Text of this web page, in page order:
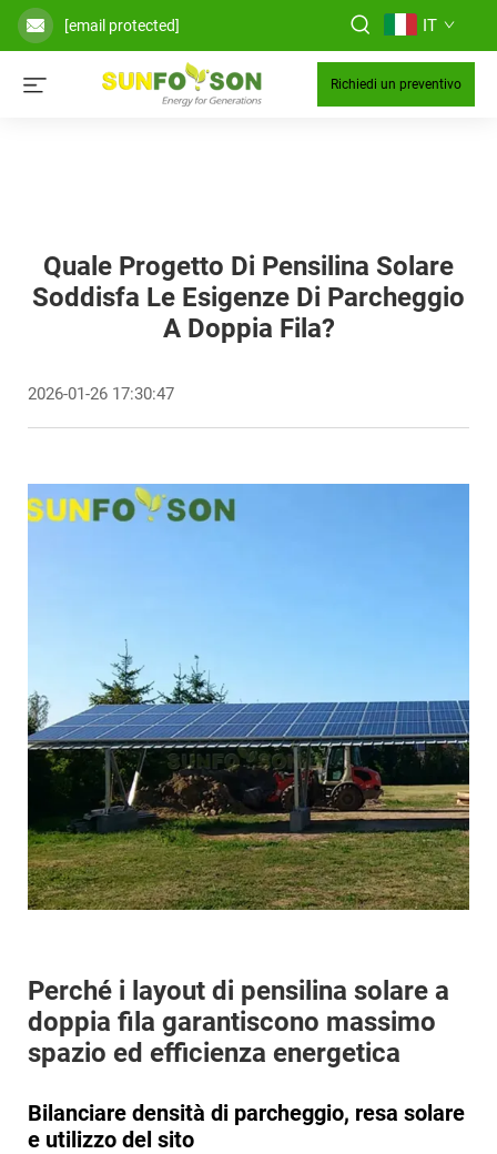
[email protected] IT
Richiedi un preventivo
Quale Progetto Di Pensilina Solare
Soddisfa Le Esigenze Di Parcheggio
A Doppia Fila?
2026-01-26 17:30:47
Perché i layout di pensilina solare a
doppia fila garantiscono massimo
spazio ed efficienza energetica
Bilanciare densità di parcheggio, resa solare
e utilizzo del sito